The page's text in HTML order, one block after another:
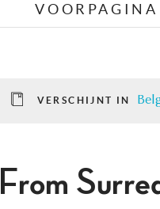
VOORPAGINA
VERSCHIJNT IN
From